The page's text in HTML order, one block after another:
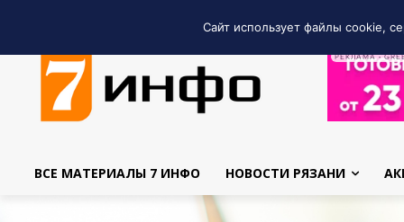
РЕКЛАМА •
ВСЕ МАТЕРИАЛЫ 7 ИНФО НОВОСТИ РЯЗАНИ
Сайт использует файлы cookie,